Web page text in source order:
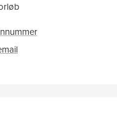
99364740
kontakt_adm@ah.dk